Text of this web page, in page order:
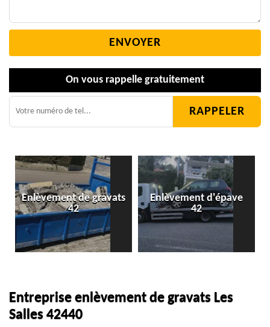
On vous rappelle gratuitement
Enlèvement de gravats
42
Enlèvement d'épave
42
Entreprise enlèvement de gravats Les
Salles 42440